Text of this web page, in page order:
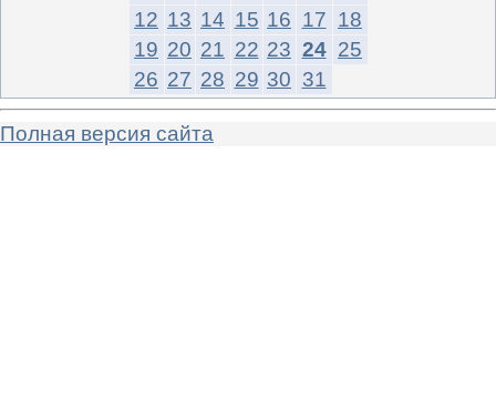
12 13 14 15 16 17 18
19 20 21 22 23 24 25
26 27 28 29 30 31
Полная версия сайта